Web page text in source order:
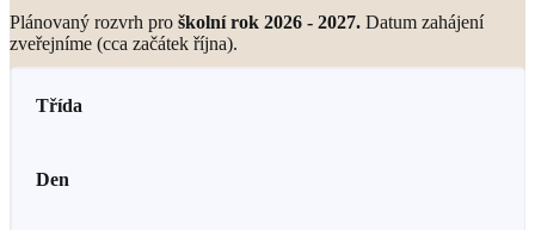
Plánovaný rozvrh pro školní rok 2026 - 2027. Datum zahájení
zveřejníme (cca začátek října).
Třída
Den